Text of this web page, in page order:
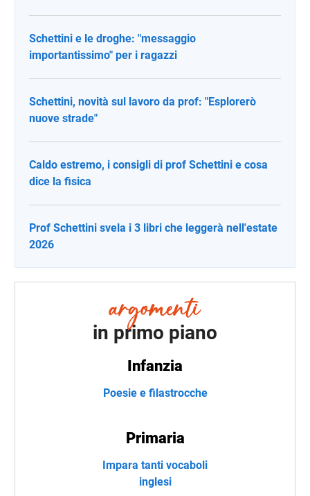
Schettini e le droghe: "messaggio
importantissimo" per i ragazzi
Schettini, novità sul lavoro da prof: "Esplorerò
nuove strade"
Caldo estremo, i consigli di prof Schettini e cosa
dice la fisica
Prof Schettini svela i 3 libri che leggerà nell'estate
2026
in primo piano
Infanzia
Poesie e filastrocche
Primaria
Impara tanti vocaboli
inglesi